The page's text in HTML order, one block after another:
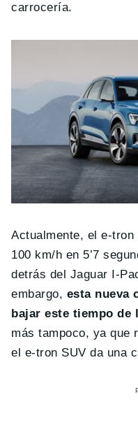
carrocería.
Actualmente, el e-
100 km/h en 5’7
detrás del Jaguar I-
embargo, esta nueva
bajar este tiempo de
más tampoco, ya que
el e-tron SUV da una